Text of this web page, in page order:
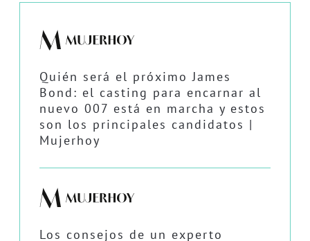
Quién será el próximo James
Bond: el casting para encarnar al
nuevo 007 está en marcha y estos
son los principales candidatos |
Mujerhoy
Los consejos de un experto